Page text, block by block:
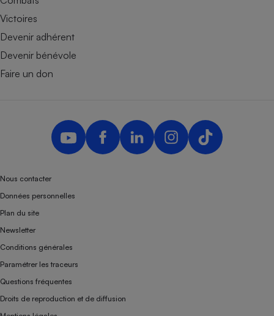
Victoires
Devenir adhérent
Devenir bénévole
Faire un don
Nous contacter
Données personnelles
Plan du site
Newsletter
Conditions générales
Paramétrer les traceurs
Questions fréquentes
Droits de reproduction et de diffusion